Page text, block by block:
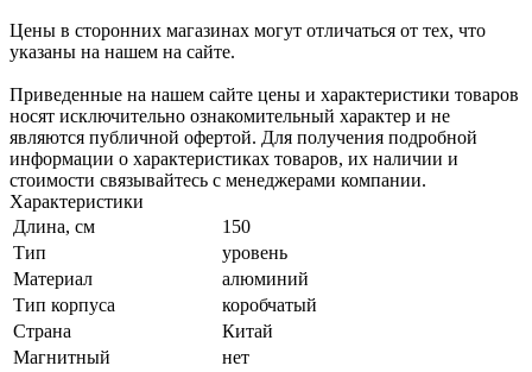
Цены в сторонних магазинах могут отличаться от тех, что
указаны на нашем на сайте.
Приведенные на нашем сайте цены и характеристики товаров
носят исключительно ознакомительный характер и не
являются публичной офертой. Для получения подробной
информации о характеристиках товаров, их наличии и
стоимости связывайтесь с менеджерами компании.
Характеристики
Длина, см
150
Тип
уровень
Материал
алюминий
Тип корпуса
коробчатый
Страна
Китай
Магнитный
нет